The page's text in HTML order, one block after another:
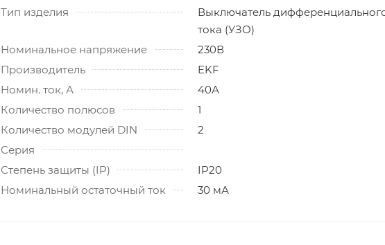
Тип изделия
Выключатель
тока (УЗО)
Номинальное напряжение
230В
Производитель
EKF
Номин. ток, А
40А
Количество полюсов
1
Количество модулей DIN
2
Серия
Степень защиты (IP)
IP20
Номинальный остаточный ток
30 мА